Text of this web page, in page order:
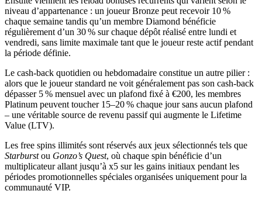
niveau d’appartenance : un joueur Bronze peut recevoir 10 %
chaque semaine tandis qu’un membre Diamond bénéficie
régulièrement d’un 30 % sur chaque dépôt réalisé entre lundi et
vendredi, sans limite maximale tant que le joueur reste actif pendant
la période définie.
Le cash‑back quotidien ou hebdomadaire constitue un autre pilier :
alors que le joueur standard ne voit généralement pas son cash‑back
dépasser 5 % mensuel avec un plafond fixé à €200, les membres
Platinum peuvent toucher 15–20 % chaque jour sans aucun plafond
– une véritable source de revenu passif qui augmente le Lifetime
Value (LTV).
Les free spins illimités sont réservés aux jeux sélectionnés tels que
Starburstou Gonzo’s Quest, où chaque spin bénéficie d’un
multiplicateur allant jusqu’à x5 sur les gains initiaux pendant les
périodes promotionnelles spéciales organisées uniquement pour la
communauté VIP.